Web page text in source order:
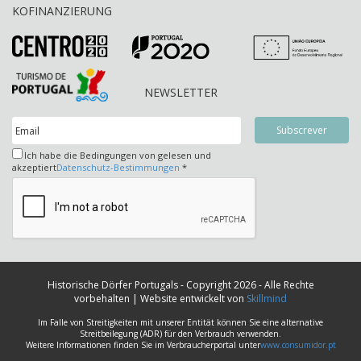
KOFINANZIERUNG
NEWSLETTER
Ich habe die Bedingungen von gelesen und
akzeptiertDatenschutz-Bestimmungen *
Historische Dörfer Portugals - Copyright 2026 - Alle Rechte
vorbehalten | Website entwickelt von Skillmind
Im Falle von Streitigkeiten mit unserer Entität können Sie eine alternative
Streitbeilegung (ADR) für den Verbrauch verwenden.
Weitere Informationen finden Sie im Verbraucherportal unterwww.consumidor.pt